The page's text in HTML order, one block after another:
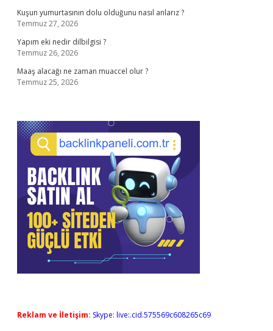
Kuşun yumurtasının dolu olduğunu nasıl anlarız ?
Temmuz 27, 2026
Yapım eki nedir dilbilgisi ?
Temmuz 26, 2026
Maaş alacağı ne zaman muaccel olur ?
Temmuz 25, 2026
Reklam ve İletişim: Skype: live:.cid.575569c608265c69